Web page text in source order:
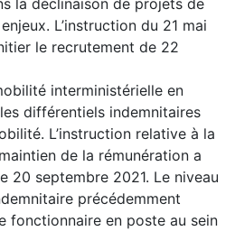
L’instruction du 21 mai
le recrutement de 22
interministérielle en
différentiels indemnitaires
L’instruction relative à la
de la rémunération a
20 septembre 2021. Le niveau
précédemment
fonctionnaire en poste au sein